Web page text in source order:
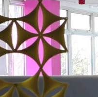
extension de garantie